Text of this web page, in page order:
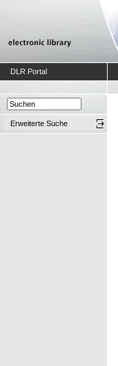
DLR Portal
Erweiterte Suche